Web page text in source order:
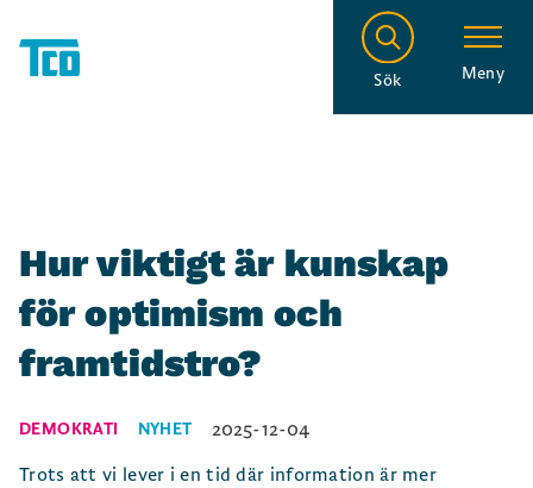
Sök Meny
Hur viktigt är kunskap
för optimism och
framtidstro?
DEMOKRATI NYHET
2025-12-04
Trots att vi lever i en tid där information är mer